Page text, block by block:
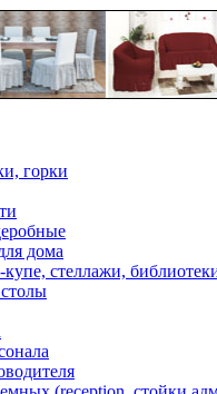
горки
дома
стеллажи,